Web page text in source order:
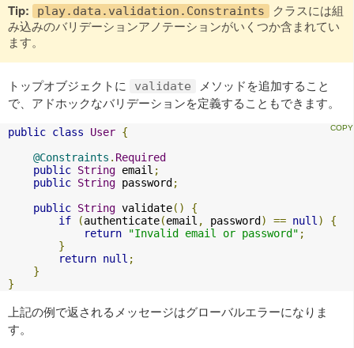
Tip: play.data.validation.Constraints
クラスには組
み込みのバリデーションアノテーションがいくつか含まれてい
ます。
トップオブジェクトに validate
メソッドを追加すること
で、アドホックなバリデーションを定義することもできます。
public class User {
@Constraints . Required
public String email ;
public String password;
public String validate()
{
if
(authenticate(email , password) == null )
{
return
"Invalid email or password" ;
}
return null ;
}
}
上記の例で返されるメッセージはグローバルエラーになりま
す。